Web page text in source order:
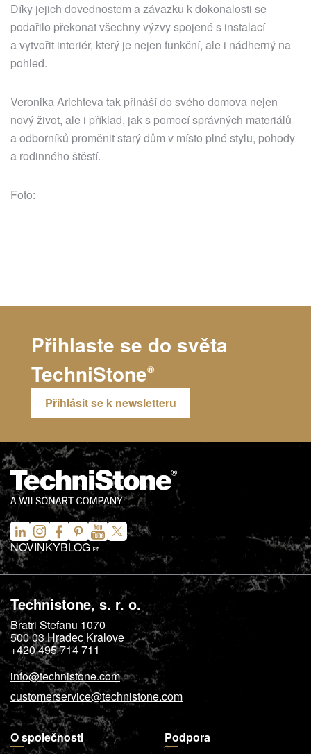
Díky jejich dovednostem a závazku k dokonalosti se
podařilo překonat všechny výzvy spojené s instalací
a vytvořit interiér, který je nejen funkční, ale i nádherný na
pohled.
Veronika Arichteva tak přináší do svého domova nejen
nový život, ale i příklad, jak s pomocí správných materiálů
a odborníků proměnit starý dům v místo plné stylu, pohody
a rodinného štěstí.
Foto:
Přihlaste se do světa
TechniStone®
Přihlásit se k newsletteru
NOVINKYBLOG
Technistone, s. r. o.
Bratri Stefanu 1070
500 03Hradec Kralove
+420 495 714 711
info@technistone.com
customerservice@technistone.com
O společnosti Podpora